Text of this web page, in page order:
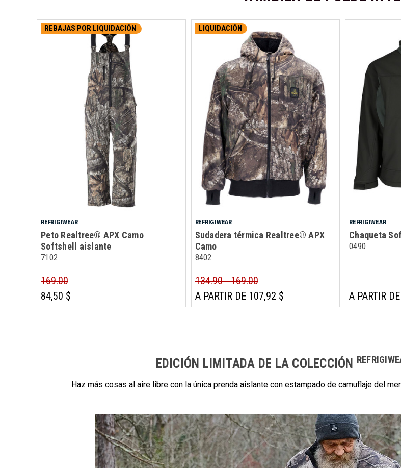
REBAJAS POR LIQUIDACIÓN
REFRIGIWEAR
Peto Realtree® APX Camo
Softshell aislante
7102
169.00
84,50 $
LIQUIDACIÓN
REFRIGIWEAR
Sudadera térmica Realtree® APX
Camo
8402
134.90 - 169.00
A PARTIR DE 107,92 $
REFRIGIWEAR
Chaqueta
0490
A PARTIR
EDICIÓN LIMITADA DE LA COLECCIÓN
Haz más cosas al aire libre con la única prenda aislante con estampado de camuflaje del